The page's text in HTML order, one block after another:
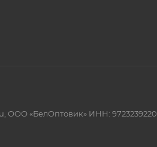
ООО «БелОптовик» ИНН: 9723239220